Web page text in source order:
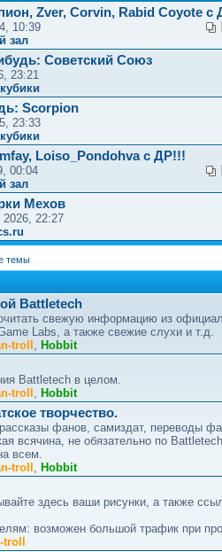
Zver, Corvin, Rabid Coyote с
10:39
зал
Советский Союз
23:21
Scorpion
23:33
Loiso_Pondohva с ДР!!!
00:04
зал
Мехов
2026, 22:27
темы
Battletech
свежую информацию из
Labs, а также свежие слухи и т.д.
troll Hobbit
Battletech в целом.
troll Hobbit
творчество.
фанов, самиздат, переводы
всячина, не обязательно по
всем.
troll Hobbit
здесь ваши рисунки, а также
возможен большой трафик при
troll